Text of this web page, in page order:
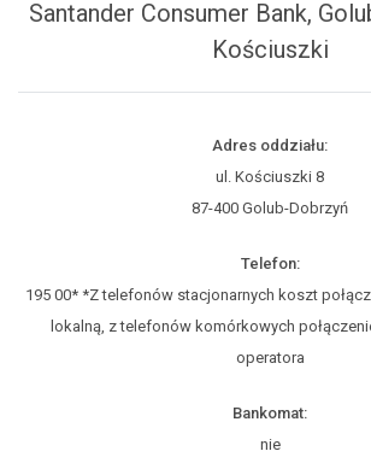
Santander Consumer Bank,
Kościuszki
Adres oddziału:
ul. Kościuszki 8
87-400 Golub-Dobrzyń
Telefon:
195 00* *Z telefonów stacjonarnych koszt
lokalną, z telefonów komórkowych
operatora
Bankomat:
nie